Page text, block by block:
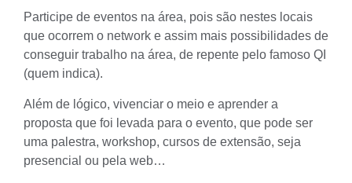
Participe de eventos na área, pois são nestes locais
que ocorrem o network e assim mais possibilidades de
conseguir trabalho na área, de repente pelo famoso QI
(quem indica).
Além de lógico, vivenciar o meio e aprender a
proposta que foi levada para o evento, que pode ser
uma palestra, workshop, cursos de extensão, seja
presencial ou pela web…